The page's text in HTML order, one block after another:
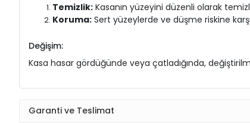
Temizlik: Kasanın yüzeyini düzenli olarak
Koruma: Sert yüzeylerde ve düşme riskine
Değişim:
Kasa hasar gördüğünde veya çatladığında,
Garanti ve Teslimat